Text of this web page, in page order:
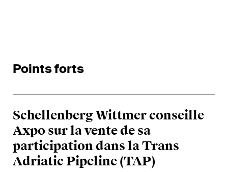
Points forts
Schellenberg Wittmer conseille
Axpo sur la vente de sa
participation dans la Trans
Adriatic Pipeline (TAP)